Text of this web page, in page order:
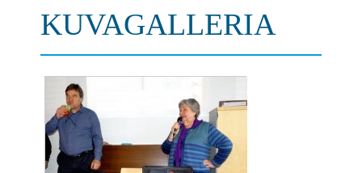
KUVAGALLERIA